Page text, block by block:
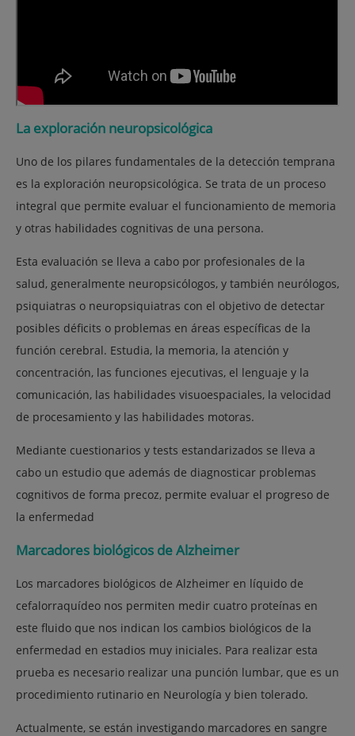
La exploración neuropsicológica
Uno de los pilares fundamentales de la detección temprana
es la exploración neuropsicológica. Se trata de un proceso
integral que permite evaluar el funcionamiento de memoria
y otras habilidades cognitivas de una persona.
Esta evaluación se lleva a cabo por profesionales de la
salud, generalmente neuropsicólogos, y también neurólogos,
psiquiatras o neuropsiquiatras con el objetivo de detectar
posibles déficits o problemas en áreas específicas de la
función cerebral. Estudia, la memoria, la atención y
concentración, las funciones ejecutivas, el lenguaje y la
comunicación, las habilidades visuoespaciales, la velocidad
de procesamiento y las habilidades motoras.
Mediante cuestionarios y tests estandarizados se lleva a
cabo un estudio que además de diagnosticar problemas
cognitivos de forma precoz, permite evaluar el progreso de
la enfermedad
Marcadores biológicos de Alzheimer
Los marcadores biológicos de Alzheimer en líquido de
cefalorraquídeo nos permiten medir cuatro proteínas en
este fluido que nos indican los cambios biológicos de la
enfermedad en estadios muy iniciales. Para realizar esta
prueba es necesario realizar una punción lumbar, que es un
procedimiento rutinario en Neurología y bien tolerado.
Actualmente, se están investigando marcadores en sangre